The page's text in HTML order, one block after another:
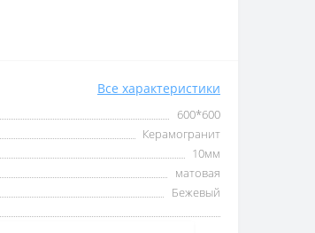
Все характеристики
600*600
Керамогранит
10мм
матовая
Бежевый